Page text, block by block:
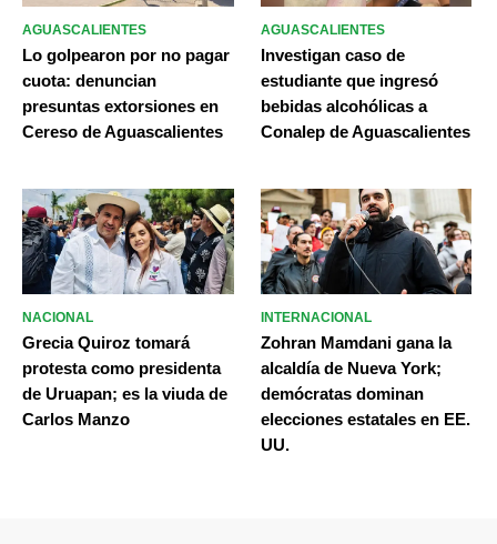
AGUASCALIENTES
Lo golpearon por no pagar
cuota: denuncian
presuntas extorsiones en
Cereso de Aguascalientes
AGUASCALIENTES
Investigan caso de
estudiante que ingresó
bebidas alcohólicas a
Conalep de Aguascalientes
NACIONAL
Grecia Quiroz tomará
protesta como presidenta
de Uruapan; es la viuda de
Carlos Manzo
INTERNACIONAL
Zohran Mamdani gana la
alcaldía de Nueva York;
demócratas dominan
elecciones estatales en EE.
UU.